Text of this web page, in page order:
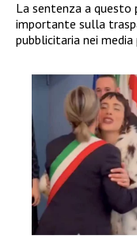
La sentenza a questo
importante sulla
pubblicitaria nei media